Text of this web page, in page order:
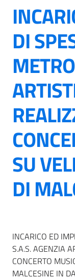
DI
SU
DI
INCARICO ED
S.A.S. AGENZIA
CONCERTO
MALCESINE IN